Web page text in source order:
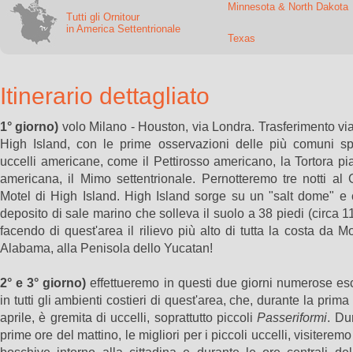
Tutti gli Ornitour
in America Settentrionale
Minnesota & North Dakota
Texas
Itinerario dettagliato
1° giorno) volo Milano - Houston, via Londra. Trasferimento
High Island, con le prime osservazioni delle più comuni
uccelli americane, come il Pettirosso americano, la Tortora
americana, il Mimo settentrionale. Pernotteremo tre notti al
Motel di High Island. High Island sorge su un "salt dome" e
deposito di sale marino che solleva il suolo a 38 piedi (circa
facendo di quest'area il rilievo più alto di tutta la costa da
Alabama, alla Penisola dello Yucatan!
2° e 3° giorno) effettueremo in questi due giorni numerose
in tutti gli ambienti costieri di quest'area, che, durante la prima
aprile, è gremita di uccelli, soprattutto piccoliPasseriformi.
prime ore del mattino, le migliori per i piccoli uccelli,